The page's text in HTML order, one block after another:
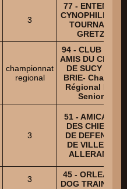
3
77 - ENTENTE
CYNOPHILE DE
TOURNAN-
GRETZ
championnat
regional
94 - CLUB DES
AMIS DU CHIEN
DE SUCY EN
BRIE- Champ.
Régional IDF
Senior
3
51 - AMICALE
DES CHIENS
DE DEFENSE
DE VILLERS
ALLERAND
3
45 - ORLEANS
DOG TRAINING